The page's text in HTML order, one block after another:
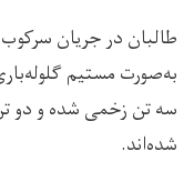
طالبان در جریان
به‌صورت مستیم
سه تن زخمی شده و دو
شده‌اند.